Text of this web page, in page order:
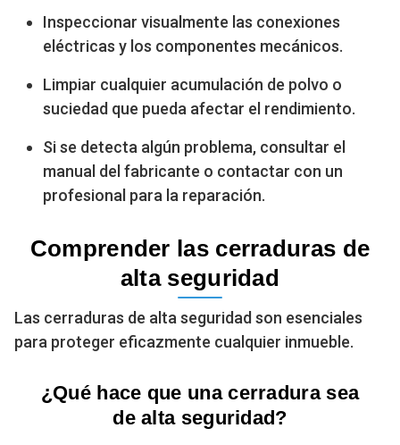
Inspeccionar visualmente las conexiones
eléctricas y los componentes mecánicos.
Limpiar cualquier acumulación de polvo o
suciedad que pueda afectar el rendimiento.
Si se detecta algún problema, consultar el
manual del fabricante o contactar con un
profesional para la reparación.
Comprender las cerraduras de
alta seguridad
Las cerraduras de alta seguridad son esenciales
para proteger eficazmente cualquier inmueble.
¿Qué hace que una cerradura sea
de alta seguridad?